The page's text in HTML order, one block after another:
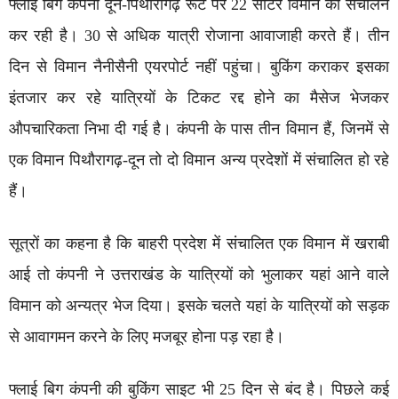
फ्लाई बिग कंपनी दून-पिथौरागढ़ रूट पर 22 सीटर विमान का संचालन
कर रही है। 30 से अधिक यात्री रोजाना आवाजाही करते हैं। तीन
दिन से विमान नैनीसैनी एयरपोर्ट नहीं पहुंचा। बुकिंग कराकर इसका
इंतजार कर रहे यात्रियों के टिकट रद्द होने का मैसेज भेजकर
औपचारिकता निभा दी गई है। कंपनी के पास तीन विमान हैं, जिनमें से
एक विमान पिथौरागढ़-दून तो दो विमान अन्य प्रदेशों में संचालित हो रहे
हैं।
सूत्रों का कहना है कि बाहरी प्रदेश में संचालित एक विमान में खराबी
आई तो कंपनी ने उत्तराखंड के यात्रियों को भुलाकर यहां आने वाले
विमान को अन्यत्र भेज दिया। इसके चलते यहां के यात्रियों को सड़क
से आवागमन करने के लिए मजबूर होना पड़ रहा है।
फ्लाई बिग कंपनी की बुकिंग साइट भी 25 दिन से बंद है। पिछले कई